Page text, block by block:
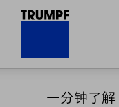
一分钟了